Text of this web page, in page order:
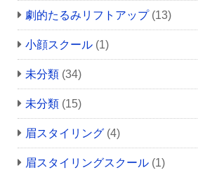
劇的たるみリフトアップ(13)
小顔スクール (1)
未分類 (34)
未分類 (15)
眉スタイリング (4)
眉スタイリングスクール (1)